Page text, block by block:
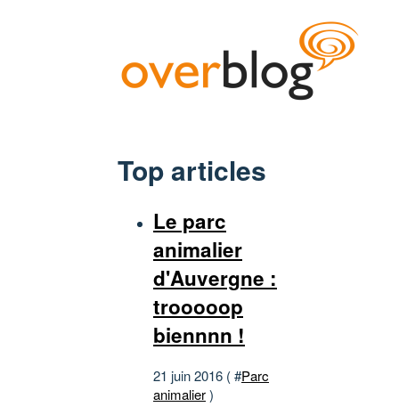
Top articles
Le parc
animalier
d'Auvergne :
trooooop
biennnn !
21 juin 2016 ( #Parc
animalier)